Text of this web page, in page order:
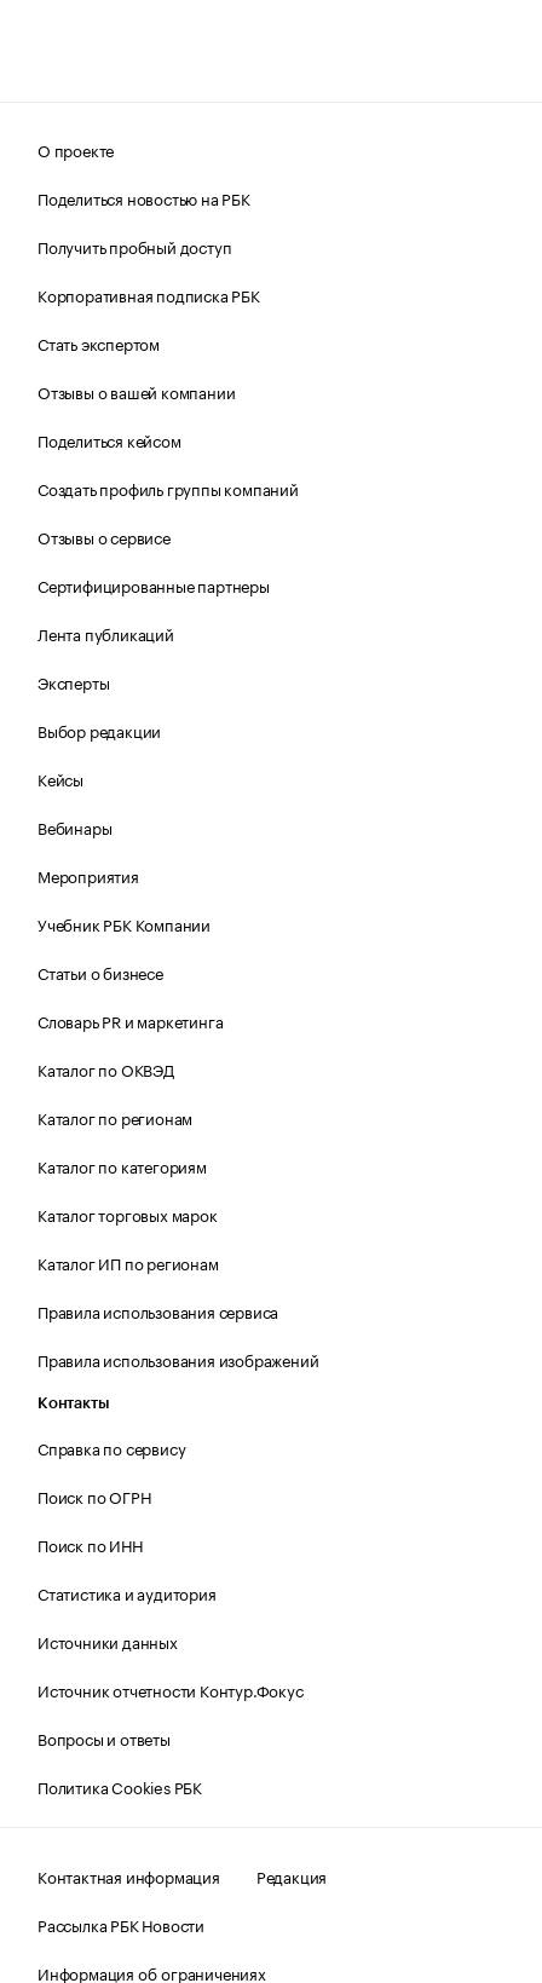
О проекте
Поделиться новостью на РБК
Получить пробный доступ
Корпоративная подписка РБК
Стать экспертом
Отзывы о вашей компании
Поделиться кейсом
Создать профиль группы компаний
Отзывы о сервисе
Сертифицированные партнеры
Лента публикаций
Эксперты
Выбор редакции
Кейсы
Вебинары
Мероприятия
Учебник РБК Компании
Статьи о бизнесе
Словарь PR и маркетинга
Каталог по ОКВЭД
Каталог по регионам
Каталог по категориям
Каталог торговых марок
Каталог ИП по регионам
Правила использования сервиса
Правила использования изображений
Контакты
Справка по сервису
Поиск по ОГРН
Поиск по ИНН
Статистика и аудитория
Источники данных
Источник отчетности Контур.Фокус
Вопросы и ответы
Политика Cookies РБК
Контактная информация
Редакция
Рассылка РБК Новости
Информация об ограничениях